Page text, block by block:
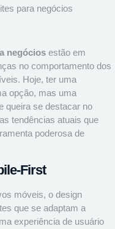
negócios estão em
no comportamento dos
Hoje, ter uma
opção, mas uma
queira se destacar no
tendências atuais que
poderosa de
First
móveis, o design
que se adaptam a
experiência de usuário